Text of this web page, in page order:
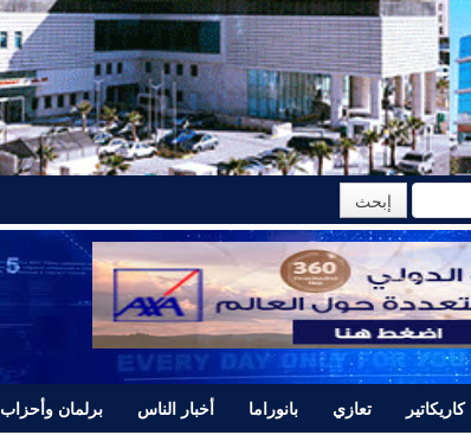
كاريكاتير تعازي بانوراما أخبار الناس برلمان وأحزاب